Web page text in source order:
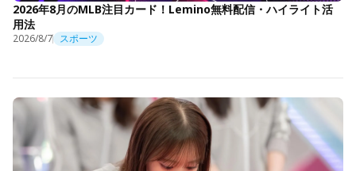
2026年8月のMLB注目カード！Lemino無料配信・ハイライト活
用法
2026/8/7 スポーツ